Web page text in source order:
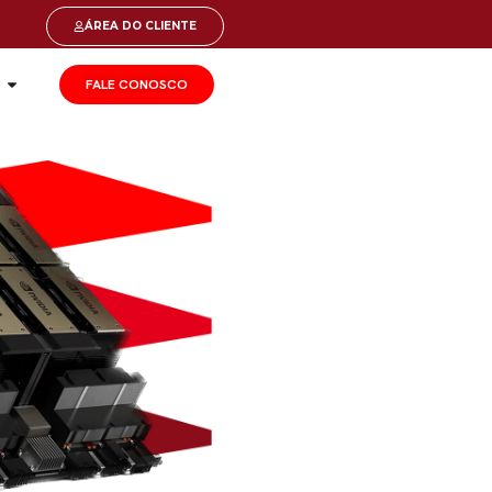
ÁREA DO CLIENTE
FALE CONOSCO